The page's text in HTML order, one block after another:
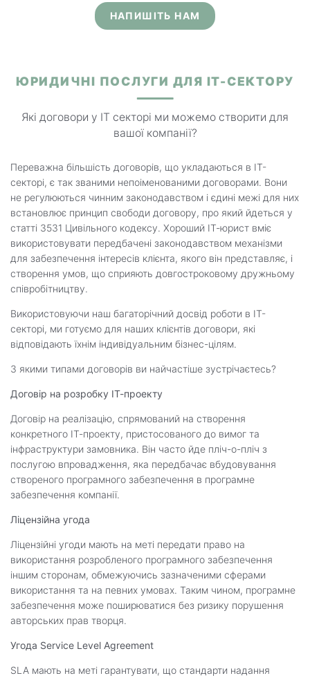
НАПИШІТЬ НАМ
ЮРИДИЧНІ ПОСЛУГИ ДЛЯ IT-СЕКТОРУ
Які договори у IT секторі ми можемо створити для
вашої компанії?
Переважна більшість договорів, що укладаються в ІТ-
секторі, є так званими непоіменованими договорами. Вони
не регулюються чинним законодавством і єдині межі для них
встановлює принцип свободи договору, про який йдеться у
статті 3531 Цивільного кодексу. Хороший ІТ-юрист вміє
використовувати передбачені законодавством механізми
для забезпечення інтересів клієнта, якого він представляє, і
створення умов, що сприяють довгостроковому дружньому
співробітництву.
Використовуючи наш багаторічний досвід роботи в ІТ-
секторі, ми готуємо для наших клієнтів договори, які
відповідають їхнім індивідуальним бізнес-цілям.
З якими типами договорів ви найчастіше зустрічаєтесь?
Договір на розробку ІТ-проекту
Договір на реалізацію, спрямований на створення
конкретного ІТ-проекту, пристосованого до вимог та
інфраструктури замовника. Він часто йде пліч-о-пліч з
послугою впровадження, яка передбачає вбудовування
створеного програмного забезпечення в програмне
забезпечення компанії.
Ліцензійна угода
Ліцензійні угоди мають на меті передати право на
використання розробленого програмного забезпечення
іншим сторонам, обмежуючись зазначеними сферами
використання та на певних умовах. Таким чином, програмне
забезпечення може поширюватися без ризику порушення
авторських прав творця.
Угода Service Level Agreement
SLA мають на меті гарантувати, що стандарти надання